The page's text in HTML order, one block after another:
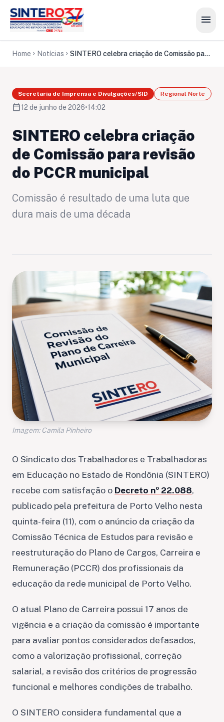
menu
Home chevron_right Notícias chevron_right SINTERO celebra criação de Comissão para revisão do PCCR municipal
Secretaria de Imprensa e Divulgações/SID Regional Norte
calendar_today12 de junho de 2026•14:02
SINTERO celebra criação
de Comissão para revisão
do PCCR municipal
Comissão é resultado de uma luta que
dura mais de uma década
Imagem: Camila Pinheiro
O Sindicato dos Trabalhadores e Trabalhadoras
em Educação no Estado de Rondônia (SINTERO)
recebe com satisfação o Decreto nº 22.088,
publicado pela prefeitura de Porto Velho nesta
quinta-feira (11), com o anúncio da criação da
Comissão Técnica de Estudos para revisão e
reestruturação do Plano de Cargos, Carreira e
Remuneração (PCCR) dos profissionais da
educação da rede municipal de Porto Velho.
O atual Plano de Carreira possui 17 anos de
vigência e a criação da comissão é importante
para avaliar pontos considerados defasados,
como a valorização profissional, correção
salarial, a revisão dos critérios de progressão
funcional e melhores condições de trabalho.
O SINTERO considera fundamental que a